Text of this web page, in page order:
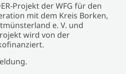
Projekt der WFG für den
mit dem Kreis Borken,
e. V. und
wird von der